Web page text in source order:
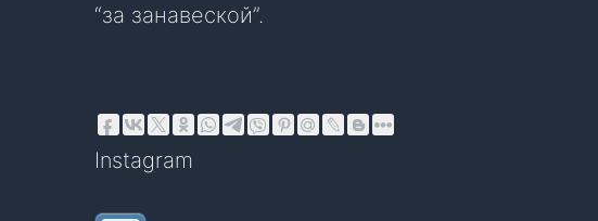
“за занавеской”.
Instagram